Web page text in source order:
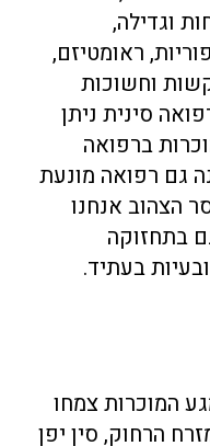
וגדילה,
ראומטיזם,
וחשוכות
סינית ניתן
ברפואה
גם רפואה מונעת
הצהוב אנחנו
בתחזוקה
בעתיד.
המוכרות צמחו
הרחוק, סין יפן